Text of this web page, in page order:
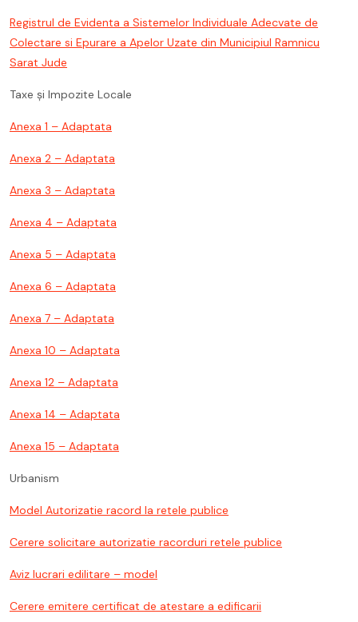
Registrul de Evidenta a Sistemelor Individuale Adecvate de
Colectare si Epurare a Apelor Uzate din Municipiul Ramnicu
Sarat Jude
Taxe și Impozite Locale
Anexa 1 – Adaptata
Anexa 2 – Adaptata
Anexa 3 – Adaptata
Anexa 4 – Adaptata
Anexa 5 – Adaptata
Anexa 6 – Adaptata
Anexa 7 – Adaptata
Anexa 10 – Adaptata
Anexa 12 – Adaptata
Anexa 14 – Adaptata
Anexa 15 – Adaptata
Urbanism
Model Autorizatie racord la retele publice
Cerere solicitare autorizatie racorduri retele publice
Aviz lucrari edilitare – model
Cerere emitere certificat de atestare a edificarii